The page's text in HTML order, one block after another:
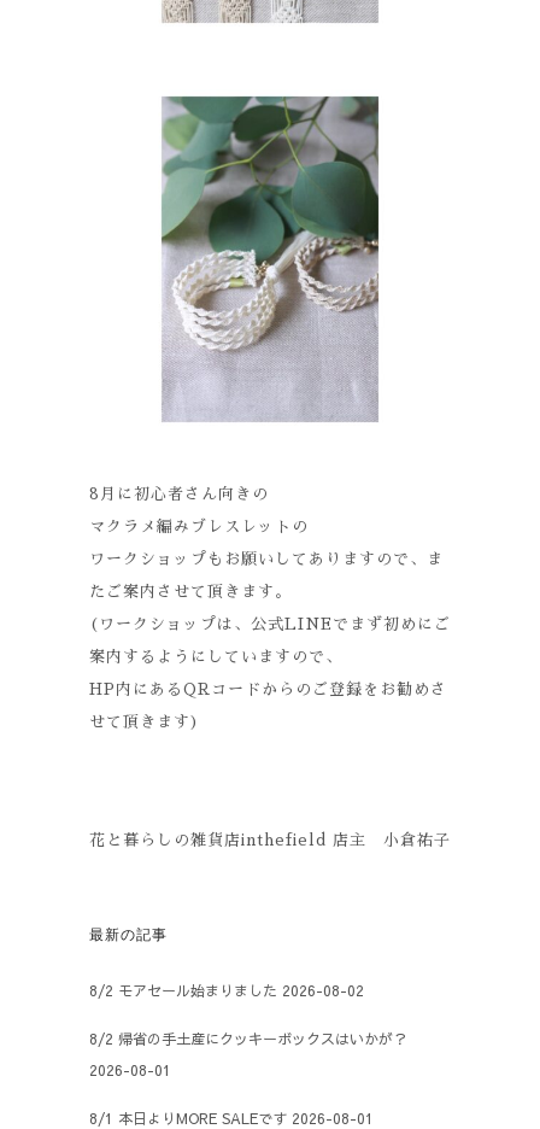
8月に初心者さん向きの
マクラメ編みブレスレットの
ワークショップもお願いしてありますので、ま
たご案内させて頂きます。
(ワークショップは、公式LINEでまず初めにご
案内するようにしていますので、
HP内にあるQRコードからのご登録をお勧めさ
せて頂きます)
花と暮らしの雑貨店inthefield 店主 小倉祐子
最新の記事
8/2 モアセール始まりました 2026-08-02
8/2 帰省の手土産にクッキーボックスはいかが？
2026-08-01
8/1 本日よりMORE SALEです 2026-08-01